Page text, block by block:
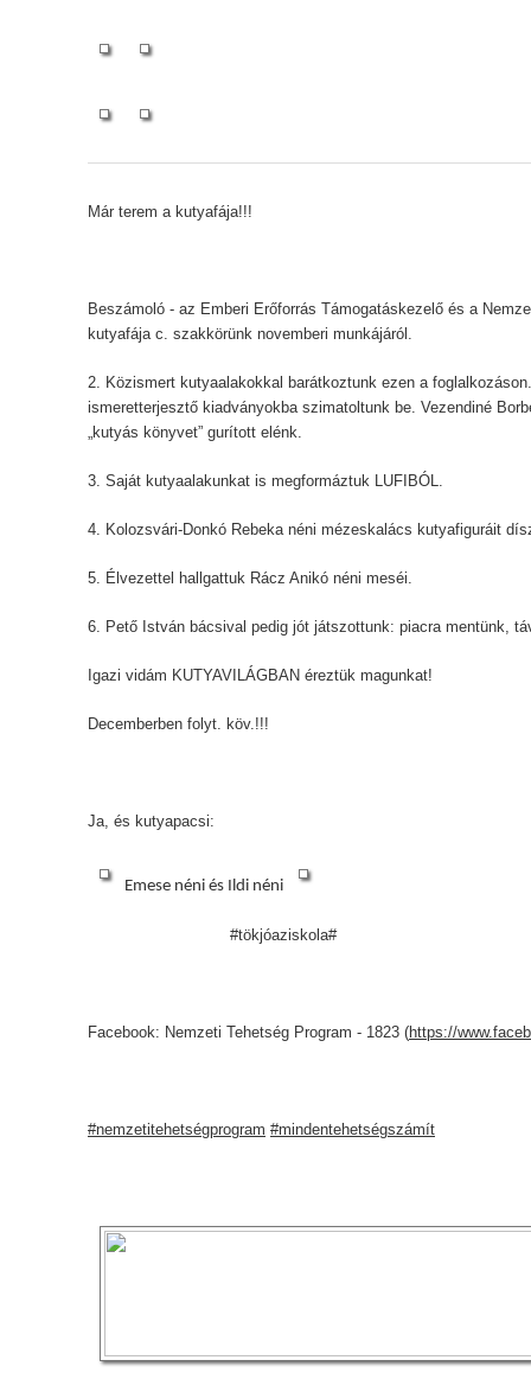
Már terem a kutyafája!!!
Beszámoló - az Emberi Erőforrás Támogatáskezelő és a
kutyafája c. szakkörünk novemberi munkájáról.
2. Közismert kutyaalakokkal barátkoztunk ezen a
ismeretterjesztő kiadványokba szimatoltunk be. Vezendiné
„kutyás könyvet” gurított elénk.
3. Saját kutyaalakunkat is megformáztuk LUFIBÓL.
4. Kolozsvári-Donkó Rebeka néni mézeskalács kutyafiguráit
5. Élvezettel hallgattuk Rácz Anikó néni meséi.
6. Pető István bácsival pedig jót játszottunk: piacra mentünk,
Igazi vidám KUTYAVILÁGBAN éreztük magunkat!
Decemberben folyt. köv.!!!
Ja, és kutyapacsi:
Emese néni és Ildi néni
#tökjóaziskola#
Facebook: Nemzeti Tehetség Program - 1823 (https://
#nemzetitehetségprogram #mindentehetségszámít